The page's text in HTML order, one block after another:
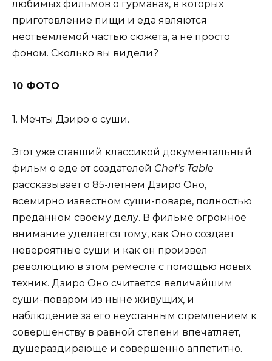
любимых фильмов о гурманах, в которых
приготовление пищи и еда являются
неотъемлемой частью сюжета, а не просто
фоном. Сколько вы видели?
10 ФОТО
1. Мечты Дзиро о суши.
Этот уже ставший классикой документальный
фильм о еде от создателей Chef’s Table
рассказывает о 85-летнем Дзиро Оно,
всемирно известном суши-поваре, полностью
преданном своему делу. В фильме огромное
внимание уделяется тому, как Оно создает
невероятные суши и как он произвел
революцию в этом ремесле с помощью новых
техник. Дзиро Оно считается величайшим
суши-поваром из ныне живущих, и
наблюдение за его неустанным стремлением к
совершенству в равной степени впечатляет,
душераздирающе и совершенно аппетитно.